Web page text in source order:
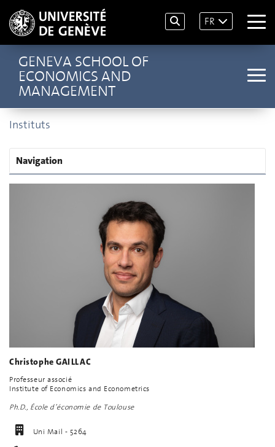
FR
GENEVA SCHOOL OF
ECONOMICS AND
MANAGEMENT
Instituts
Navigation
Christophe GAILLAC
Professeur associé
Institute of Economics and Econometrics
Ph.D., École d’économie de Toulouse
Uni Mail - 5264